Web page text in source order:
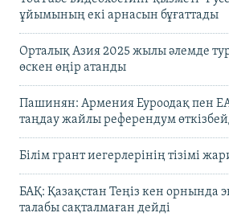
ұйымының екі арнасын бұғаттады
Орталық Азия 2025 жылы әлемде
өскен өңір атанды
Пашинян: Армения Еуроодақ пен
таңдау жайлы референдум
Білім грант иегерлерінің тізімі
БАҚ: Қазақстан Теңіз кен орнында
талабы сақталмаған дейді